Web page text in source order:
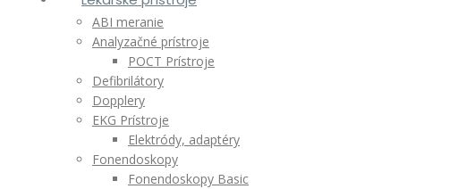
ABI meranie
Analyzačné prístroje
POCT Prístroje
Defibrilátory
Dopplery
EKG Prístroje
Elektródy, adaptéry
Fonendoskopy
Fonendoskopy Basic